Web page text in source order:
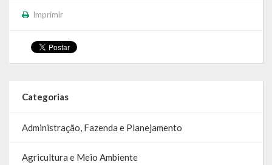
Concurso Público
Processo Seletivo
Carta de Serviços
Imprimir
Categorias
Administração, Fazenda e Planejamento
Agricultura e Meio Ambiente